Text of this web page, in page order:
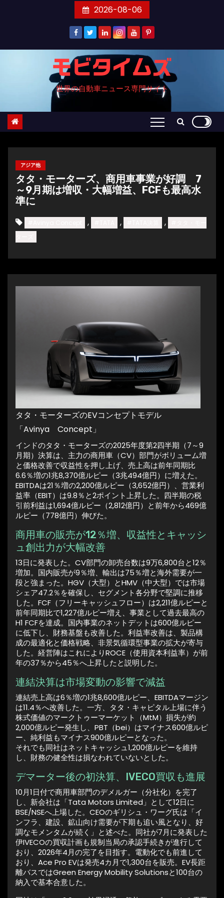
ン
プ
2026-08-06
モビタイムズ
世界の自動車ニュース専門サイト
アジア他
タタ・モーターズ、商用車事業が好調 7
～9月期は増収・大幅増益、FCFも最高水
準に
, , ,
タタ・モーターズのEVコンセプトモデル
「Avinya Concept」
インドのタタ・モーターズの2025年度第2四半期（7～9
月期）決算は、主力の商用車（CV）部門がボリューム増
と価格改善で収益性を押し上げ、売上高は前年同期比
6.6％増の1兆8,370億ルピー（3兆494億円）に増えた。
EBITDAは21％増の2,200億ルピー（3,652億円）、営業利
益率（EBIT）は9.8％と2ポイント上昇した。四半期の税
引前利益は1,694億ルピー（2,812億円）と前年から469億
ルピー（778億円）伸びた。
商用車の販売が12％増、収益性とキャッシ
ュ創出力が大幅改善
13日に発表した。CV部門の卸売台数は9万6,800台と12％
増加。国内販売が9％増、輸出は75％増と海外需要が一
段と強まった。HGV（大型）とHMV（中大型）では市場
シェア47.2％を確保し、セグメント各分野で堅調に推移
した。FCF（フリーキャッシュフロー）は2,211億ルピーと
前年同期比で1,227億ルピー増え、事業として過去最高の
H1 FCFを達成。国内事業のネットデットは600億ルピー
に低下し、財務基盤も改善した。利益率改善は、製品構
成の最適化と価格戦略、非景気循環型事業の拡大が寄与
した。経営陣はこれによりROCE（使用資本利益率）が前
年の37％から45％へ上昇したと説明した。
連結決算は市場変動の影響で減益
連結売上高は6％増の1兆8,600億ルピー、EBITDAマージン
は11.4％へ改善した。一方、タタ・キャピタル上場に伴う
株式価値のマークトゥーマーケット（MtM）損失が約
2,000億ルピー発生し、PBT（bei）はマイナス600億ルピ
ー、純利益もマイナス900億ルピーとなった。
それでも同社はネットキャッシュ1,200億ルピーを維持
し、財務の健全性は損なわれていないとした。
デマーター後の初決算、IVECO買収も進展
10月1日付で商用車部門のデメルガー（分社化）を完了
し、新会社は「Tata Motors Limited」として12日に
BSE/NSEへ上場した。CEOのギリシュ・ワーグ氏は「イ
ンフラ、建設、鉱山向け需要が下期も追い風となり、好
調なモメンタムが続く」と述べた。同社が7月に発表した
伊IVECOの買収計画も規制当局の承認手続きが進行して
おり、2026年4月の完了を目指す。電動化でも前進して
おり、Ace Pro EVは発売4カ月で1,300台を販売。EV長距
離バスではGreen Energy Mobility Solutionsと100台の
納入で基本合意した。